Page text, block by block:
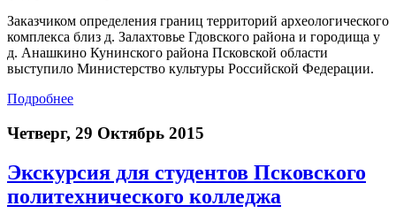
Заказчиком определения границ территорий археологического
комплекса близ д. Залахтовье Гдовского района и городища у
д. Анашкино Кунинского района Псковской области
выступило Министерство культуры Российской Федерации.
Подробнее
Четверг, 29 Октябрь 2015
Экскурсия для студентов Псковского
политехнического колледжа